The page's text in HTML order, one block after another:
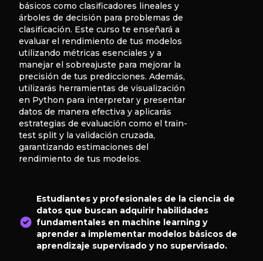
básicos como clasificadores lineales y
árboles de decisión para problemas de
clasificación. Este curso te enseñará a
evaluar el rendimiento de tus modelos
utilizando métricas esenciales y a
manejar el sobreajuste para mejorar la
precisión de tus predicciones. Además,
utilizarás herramientas de visualización
en Python para interpretar y presentar
datos de manera efectiva y aplicarás
estrategias de evaluación como el train-
test split y la validación cruzada,
garantizando estimaciones del
rendimiento de tus modelos.
Estudiantes y profesionales de la ciencia de
datos que buscan adquirir habilidades
fundamentales en machine learning y
aprender a implementar modelos básicos de
aprendizaje supervisado y no supervisado.